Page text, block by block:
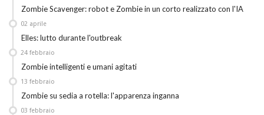
Zombie Scavenger: robot e Zombie in un corto realizzato con l'IA
Elles: lutto durante l'outbreak
02 aprile
Zombie intelligenti e umani agitati
24 febbraio
Zombie su sedia a rotella: l'apparenza inganna
13 febbraio
03 febbraio